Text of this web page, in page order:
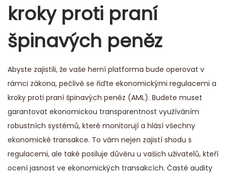
kroky proti praní
špinavých peněz
Abyste zajistili, že vaše herní platforma bude operovat v
rámci zákona, pečlivě se řiďte ekonomickými regulacemi a
kroky proti praní špinavých peněz (AML). Budete muset
garantovat ekonomickou transparentnost využíváním
robustních systémů, které monitorují a hlásí všechny
ekonomické transakce. To vám nejen zajistí shodu s
regulacemi, ale také posiluje důvěru u vašich uživatelů, kteří
ocení jasnost ve ekonomických transakcích. Časté audity